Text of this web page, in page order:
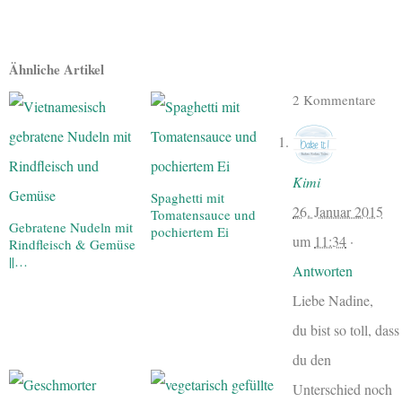
Ähnliche Artikel
Gebratene Nudeln mit
Rindfleisch & Gemüse
||…
Spaghetti mit
Tomatensauce und
pochiertem Ei
2 Kommentare
Kimi
26. Januar 2015
um 11:34 ·
Antworten
Liebe Nadine,
du bist so toll, dass
du den
Unterschied noch